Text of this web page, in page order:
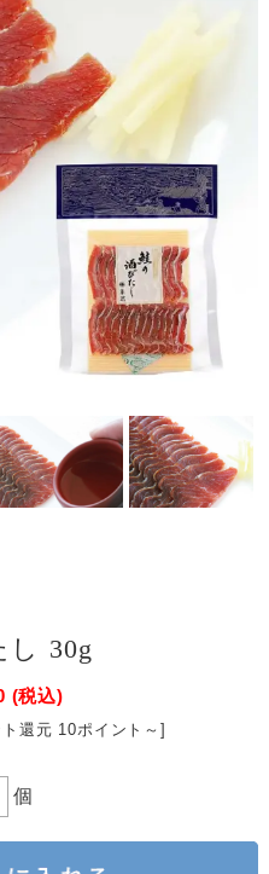
し 30g
(税込)
還元 10ポイント～]
個